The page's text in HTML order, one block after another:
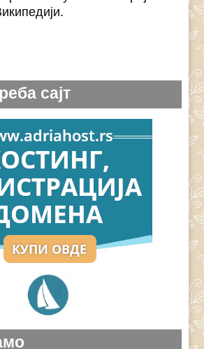
сајт